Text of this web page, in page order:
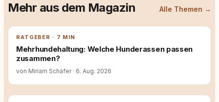
Mehr aus dem Magazin Alle Themen →
RATGEBER · 7 MIN
Mehrhundehaltung: Welche Hunderassen passen
zusammen?
von Miriam Schäfer · 6. Aug. 2026